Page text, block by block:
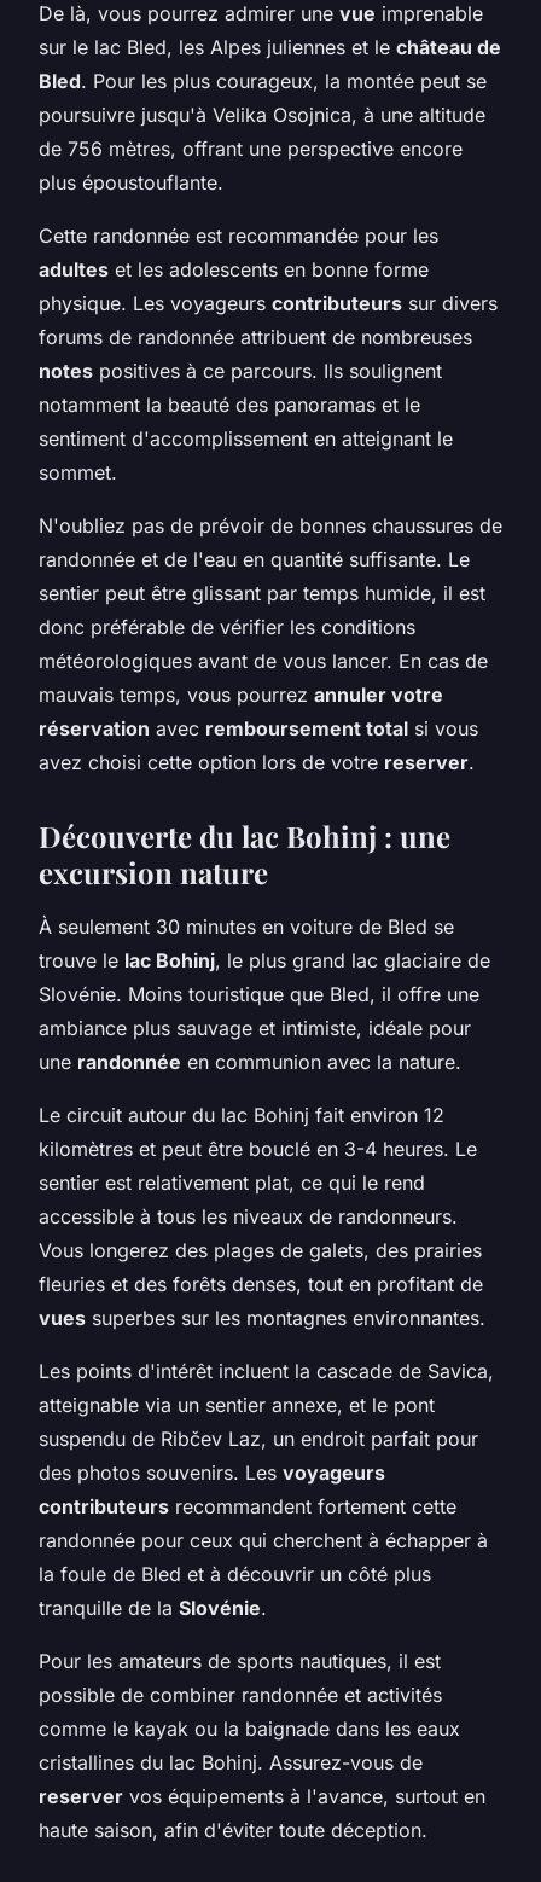
De là, vous pourrez admirer une vue imprenable
sur le lac Bled, les Alpes juliennes et le château de
Bled. Pour les plus courageux, la montée peut se
poursuivre jusqu'à Velika Osojnica, à une altitude
de 756 mètres, offrant une perspective encore
plus époustouflante.
Cette randonnée est recommandée pour les
adultes et les adolescents en bonne forme
physique. Les voyageurs contributeurs sur divers
forums de randonnée attribuent de nombreuses
notes positives à ce parcours. Ils soulignent
notamment la beauté des panoramas et le
sentiment d'accomplissement en atteignant le
sommet.
N'oubliez pas de prévoir de bonnes chaussures de
randonnée et de l'eau en quantité suffisante. Le
sentier peut être glissant par temps humide, il est
donc préférable de vérifier les conditions
météorologiques avant de vous lancer. En cas de
mauvais temps, vous pourrez annuler votre
réservation avec remboursement total si vous
avez choisi cette option lors de votre reserver.
Découverte du lac Bohinj : une
excursion nature
À seulement 30 minutes en voiture de Bled se
trouve le lac Bohinj, le plus grand lac glaciaire de
Slovénie. Moins touristique que Bled, il offre une
ambiance plus sauvage et intimiste, idéale pour
une randonnée en communion avec la nature.
Le circuit autour du lac Bohinj fait environ 12
kilomètres et peut être bouclé en 3-4 heures. Le
sentier est relativement plat, ce qui le rend
accessible à tous les niveaux de randonneurs.
Vous longerez des plages de galets, des prairies
fleuries et des forêts denses, tout en profitant de
vues superbes sur les montagnes environnantes.
Les points d'intérêt incluent la cascade de Savica,
atteignable via un sentier annexe, et le pont
suspendu de Ribčev Laz, un endroit parfait pour
des photos souvenirs. Les voyageurs
contributeurs recommandent fortement cette
randonnée pour ceux qui cherchent à échapper à
la foule de Bled et à découvrir un côté plus
tranquille de la Slovénie.
Pour les amateurs de sports nautiques, il est
possible de combiner randonnée et activités
comme le kayak ou la baignade dans les eaux
cristallines du lac Bohinj. Assurez-vous de
reserver vos équipements à l'avance, surtout en
haute saison, afin d'éviter toute déception.